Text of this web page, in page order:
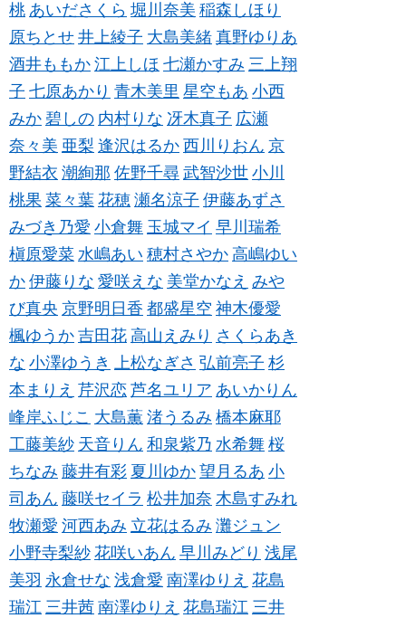
桃 あいださくら 堀川奈美 稲森しほり
原ちとせ 井上綾子 大島美緒 真野ゆりあ
酒井ももか 江上しほ 七瀬かすみ 三上翔
子 七原あかり 青木美里 星空もあ 小西
みか 碧しの 内村りな 冴木真子 広瀬
奈々美 亜梨 逢沢はるか 西川りおん 京
野結衣 潮絢那 佐野千尋 武智沙世 小川
桃果 菜々葉 花穂 瀬名涼子 伊藤あずさ
みづき乃愛 小倉舞 玉城マイ 早川瑞希
槇原愛菜 水嶋あい 穂村さやか 高嶋ゆい
か 伊藤りな 愛咲えな 美堂かなえ みや
び真央 京野明日香 都盛星空 神木優愛
楓ゆうか 吉田花 高山えみり さくらあき
な 小澤ゆうき 上松なぎさ 弘前亮子 杉
本まりえ 芹沢恋 芦名ユリア あいかりん
峰岸ふじこ 大島薫 渚うるみ 橋本麻耶
工藤美紗 天音りん 和泉紫乃 水希舞 桜
ちなみ 藤井有彩 夏川ゆか 望月るあ 小
司あん 藤咲セイラ 松井加奈 木島すみれ
牧瀬愛 河西あみ 立花はるみ 灘ジュン
小野寺梨紗 花咲いあん 早川みどり 浅尾
美羽 永倉せな 浅倉愛 南澤ゆりえ 花島
瑞江 三井茜 南澤ゆりえ 花島瑞江 三井